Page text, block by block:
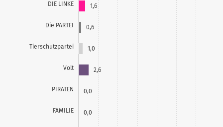
DIE LINKE
Die PARTEI
Tierschutzpartei
Volt
PIRATEN
FAMILIE
1,6
0,6
1,0
2,6
0,0
0,0